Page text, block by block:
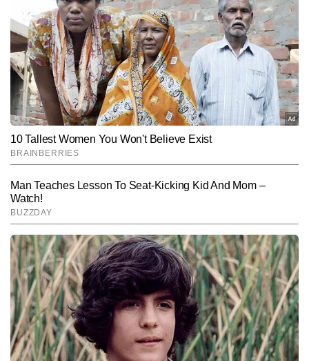
पुष्पेंद्र कुमार टाइम्स नाउ नवभारत डिजिटल में चीफ कॉपी एडिटर के रूप में सिटी
डेस्क पर कार्यरत हैं। जर्नलिज्म में मास्टर्स डिग्री हासिल करने के बाद से वे पिछले 7
वर्षों से सक्रिय पत्रकारिता में जुड़े हैं। इस दौरान उन्होंने 10,000 से अधिक खबरें
लिखी हैं। पुष्पेंद्र हाइपर-लोकल मुद्दों, रेलवे, रोड, इंफ्रास्ट्रक्चर, डेवलपमेंट, कृषि
और मौसम से जुड़ी खबरों पर गहरी पकड़ रखते हैं। शहर से लेकर गांव-देहात तक की
संवेदनशीलताओं को समझते हुए वे लोकल खबरों को ऐसा रूप देते हैं जो न केवल
तथ्यपूर्ण होता है, बल्कि पाठकों से भावनात्मक रूप से भी जुड़ता है।
Follow Us:
Subscribe to our daily Newsletter!